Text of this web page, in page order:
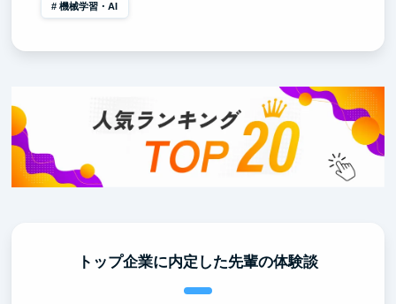
機械学習・AI
トップ企業に内定した先輩の体験談